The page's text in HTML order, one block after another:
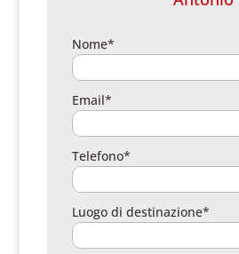
Nome*
Email*
Telefono*
Luogo di destinazione*